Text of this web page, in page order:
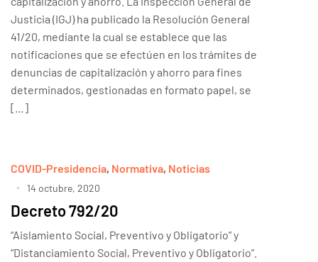
Justicia (IGJ) ha publicado la Resolución General
41/20, mediante la cual se establece que las
notificaciones que se efectúen en los trámites de
denuncias de capitalización y ahorro para fines
determinados, gestionadas en formato papel, se
[…]
COVID-Presidencia, Normativa, Noticias
14 octubre, 2020
Decreto 792/20
“Aislamiento Social, Preventivo y Obligatorio” y
“Distanciamiento Social, Preventivo y Obligatorio”.